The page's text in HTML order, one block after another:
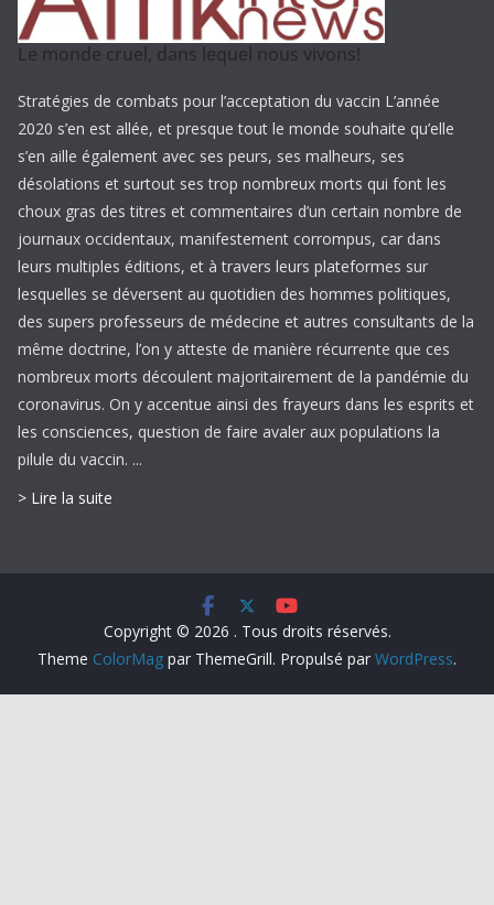
Le monde cruel, dans lequel nous vivons!
Stratégies de combats pour l’acceptation du vaccin L’année
2020 s’en est allée, et presque tout le monde souhaite qu’elle
s’en aille également avec ses peurs, ses malheurs, ses
désolations et surtout ses trop nombreux morts qui font les
choux gras des titres et commentaires d’un certain nombre de
journaux occidentaux, manifestement corrompus, car dans
leurs multiples éditions, et à travers leurs plateformes sur
lesquelles se déversent au quotidien des hommes politiques,
des supers professeurs de médecine et autres consultants de la
même doctrine, l’on y atteste de manière récurrente que ces
nombreux morts découlent majoritairement de la pandémie du
coronavirus. On y accentue ainsi des frayeurs dans les esprits et
les consciences, question de faire avaler aux populations la
pilule du vaccin. ...
> Lire la suite
Copyright © 2026 . Tous droits réservés.
Theme ColorMag par ThemeGrill. Propulsé par WordPress.